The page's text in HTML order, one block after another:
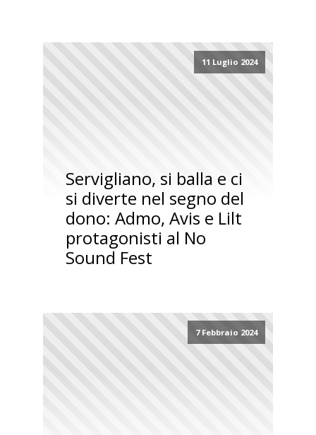
11 Luglio 2024
Servigliano, si balla e ci
si diverte nel segno del
dono: Admo, Avis e Lilt
protagonisti al No
Sound Fest
7 Febbraio 2024